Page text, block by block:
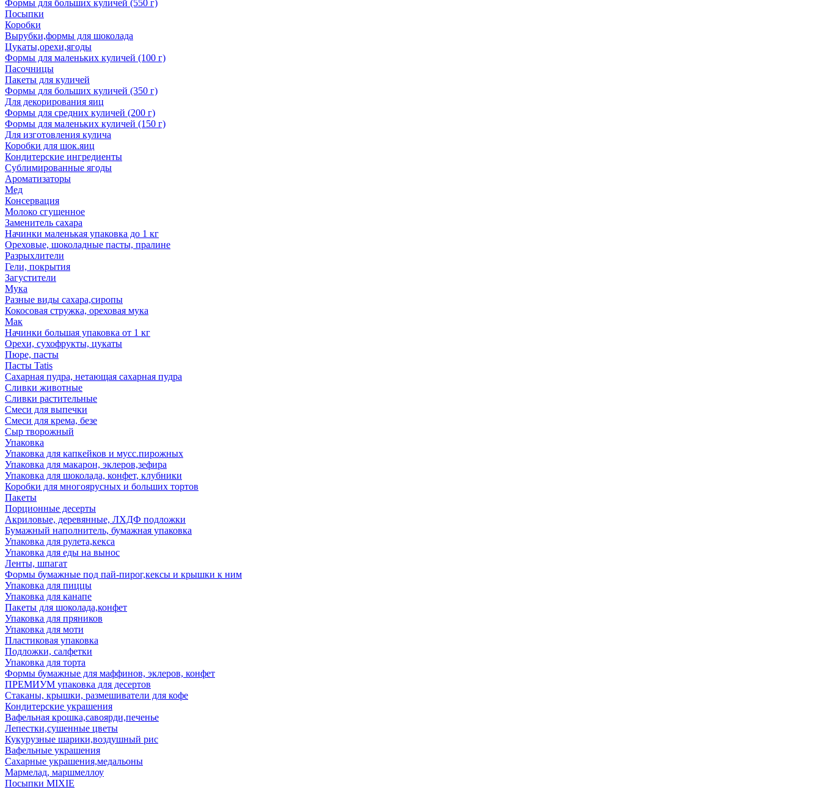
Формы для больших куличей (550 г)
Посыпки
Коробки
Вырубки,формы для шоколада
Цукаты,орехи,ягоды
Формы для маленьких куличей (100 г)
Пасочницы
Пакеты для куличей
Формы для больших куличей (350 г)
Для декорирования яиц
Формы для средних куличей (200 г)
Формы для маленьких куличей (150 г)
Для изготовления кулича
Коробки для шок.яиц
Кондитерские ингредиенты
Сублимированные ягоды
Ароматизаторы
Мед
Консервация
Молоко сгущенное
Заменитель сахара
Начинки маленькая упаковка до 1 кг
Ореховые, шоколадные пасты, пралине
Разрыхлители
Гели, покрытия
Загустители
Мука
Разные виды сахара,сиропы
Кокосовая стружка, ореховая мука
Мак
Начинки большая упаковка от 1 кг
Орехи, сухофрукты, цукаты
Пюре, пасты
Пасты Tatis
Сахарная пудра, нетающая сахарная пудра
Сливки животные
Сливки растительные
Смеси для выпечки
Смеси для крема, безе
Сыр творожный
Упаковка
Упаковка для капкейков и мусс.пирожных
Упаковка для макарон, эклеров,зефира
Упаковка для шоколада, конфет, клубники
Коробки для многоярусных и больших тортов
Пакеты
Порционные десерты
Акриловые, деревянные, ЛХДФ подложки
Бумажный наполнитель, бумажная упаковка
Упаковка для рулета,кекса
Упаковка для еды на вынос
Ленты, шпагат
Формы бумажные под пай-пирог,кексы и крышки к ним
Упаковка для пиццы
Упаковка для канапе
Пакеты для шоколада,конфет
Упаковка для пряников
Упаковка для моти
Пластиковая упаковка
Подложки, салфетки
Упаковка для торта
Формы бумажные для маффинов, эклеров, конфет
ПРЕМИУМ упаковка для десертов
Стаканы, крышки, размешиватели для кофе
Кондитерские украшения
Вафельная крошка,савоярди,печенье
Лепестки,сушенные цветы
Кукурузные шарики,воздушный рис
Вафельные украшения
Сахарные украшения,медальоны
Мармелад, маршмеллоу
Посыпки MIXIE